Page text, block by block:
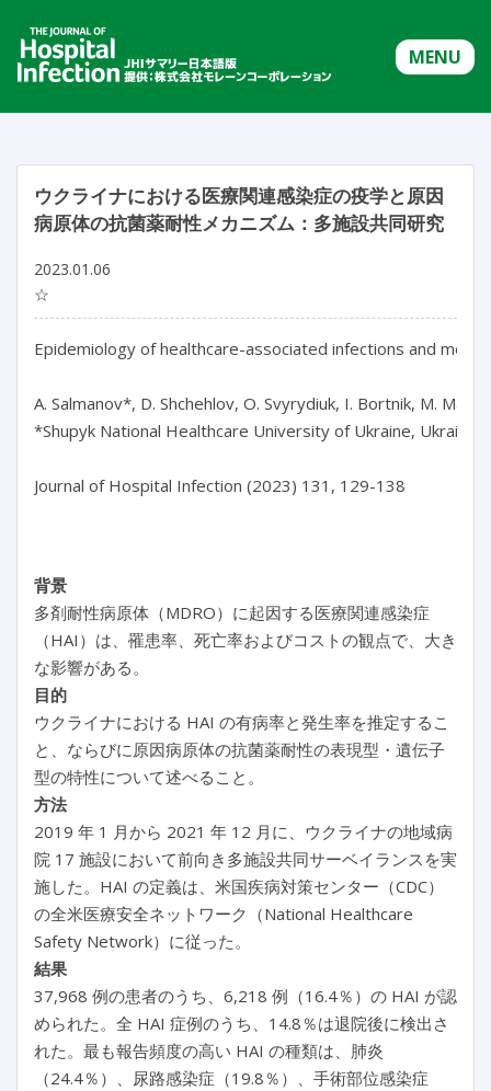
MENU
ウクライナにおける医療関連感染症の疫学と原因
病原体の抗菌薬耐性メカニズム：多施設共同研究
2023.01.06
☆
Epidemiology of healthcare-associated infections and
A. Salmanov*, D. Shchehlov, O. Svyrydiuk, I. Bortnik, M.
*Shupyk National Healthcare University of Ukraine, Ukraine
Journal of Hospital Infection (2023) 131, 129-138
背景
多剤耐性病原体（MDRO）に起因する医療関連感染症
（HAI）は、罹患率、死亡率およびコストの観点で、大き
な影響がある。
目的
ウクライナにおける HAI の有病率と発生率を推定するこ
と、ならびに原因病原体の抗菌薬耐性の表現型・遺伝子
型の特性について述べること。
方法
2019 年 1 月から 2021 年 12 月に、ウクライナの地域病
院 17 施設において前向き多施設共同サーベイランスを実
施した。HAI の定義は、米国疾病対策センター（CDC）
の全米医療安全ネットワーク（National Healthcare
Safety Network）に従った。
結果
37,968 例の患者のうち、6,218 例（16.4％）の HAI が認
められた。全 HAI 症例のうち、14.8％は退院後に検出さ
れた。最も報告頻度の高い HAI の種類は、肺炎
（24.4％）、尿路感染症（19.8％）、手術部位感染症